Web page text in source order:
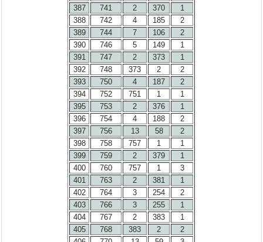
387
741 2 370
1
388
742 4 185
2
389
744 7 106
2
390
746 5 149
1
391
747 2 373
1
392
748 373 2
2
393
750 4 187
2
394
752 751 1
1
395
753 2 376
1
396
754 4 188
2
397
756 13 58
2
398
758 757 1
1
399
759 2 379
1
400
760 757 1
3
401
763 2 381
1
402
764 3 254
2
403
766 3 255
1
404
767 2 383
1
405
768 383 2
2